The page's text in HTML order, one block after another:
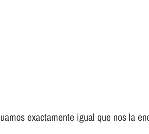
exactamente igual que nos la